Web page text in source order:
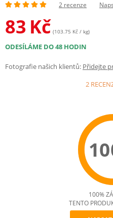
2 recenze
83 Kč (103.75 Kč / kg)
ODESÍLÁME DO 48 HODIN
Fotografie našich klientů: Přidejte
2
100%
TENTO